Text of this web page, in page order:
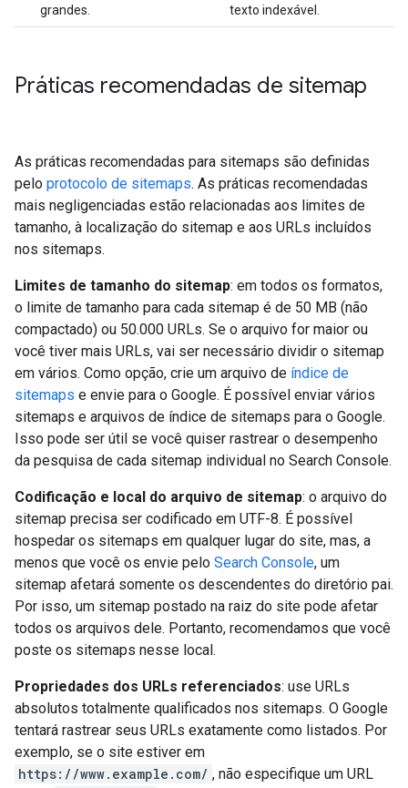
grandes.
texto indexável.
Práticas recomendadas de sitemap
As práticas recomendadas para sitemaps são definidas
pelo protocolo de sitemaps. As práticas recomendadas
mais negligenciadas estão relacionadas aos limites de
tamanho, à localização do sitemap e aos URLs incluídos
nos sitemaps.
Limites de tamanho do sitemap: em todos os formatos,
o limite de tamanho para cada sitemap é de 50 MB (não
compactado) ou 50.000 URLs. Se o arquivo for maior ou
você tiver mais URLs, vai ser necessário dividir o sitemap
em vários. Como opção, crie um arquivo de índice de
sitemaps e envie para o Google. É possível enviar vários
sitemaps e arquivos de índice de sitemaps para o Google.
Isso pode ser útil se você quiser rastrear o desempenho
da pesquisa de cada sitemap individual no Search Console.
Codificação e local do arquivo de sitemap: o arquivo do
sitemap precisa ser codificado em UTF-8. É possível
hospedar os sitemaps em qualquer lugar do site, mas, a
menos que você os envie pelo Search Console, um
sitemap afetará somente os descendentes do diretório pai.
Por isso, um sitemap postado na raiz do site pode afetar
todos os arquivos dele. Portanto, recomendamos que você
poste os sitemaps nesse local.
Propriedades dos URLs referenciados: use URLs
absolutos totalmente qualificados nos sitemaps. O Google
tentará rastrear seus URLs exatamente como listados. Por
exemplo, se o site estiver em
https://www.example.com/ , não especifique um URL